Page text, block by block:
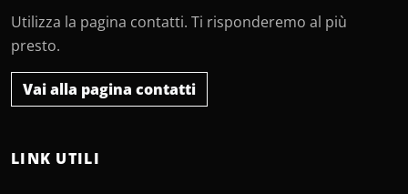
Utilizza la pagina contatti. Ti risponderemo al più
presto.
Vai alla pagina contatti
LINK UTILI